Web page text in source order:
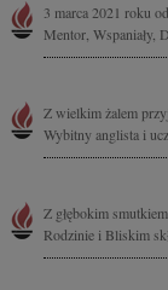
3 marca 2021 roku
Mentor, Wspaniały,
Z wielkim żalem
Wybitny anglista i
Z głębokim
Rodzinie i Bliskim